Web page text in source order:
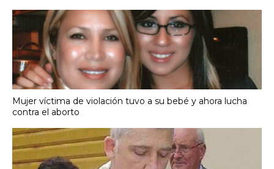
Mujer víctima de violación tuvo a su bebé y ahora lucha
contra el aborto